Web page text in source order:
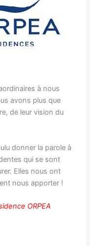
à nous
avons plus que
de leur vision du
donner la parole à
qui se sont
Elles nous ont
nous apporter !
ORPEA